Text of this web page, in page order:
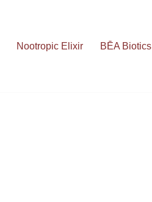
Nootropic Elixir BĒA Biotics